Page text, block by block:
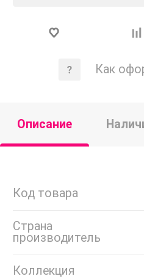
Как
Описание
Код товара
Страна
производитель
Коллекция